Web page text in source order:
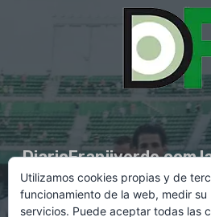
DiarioFranjiverde.com
información del
Utilizamos cookies propias y de
funcionamiento de la web, medir su
servicios. Puede aceptar todas las